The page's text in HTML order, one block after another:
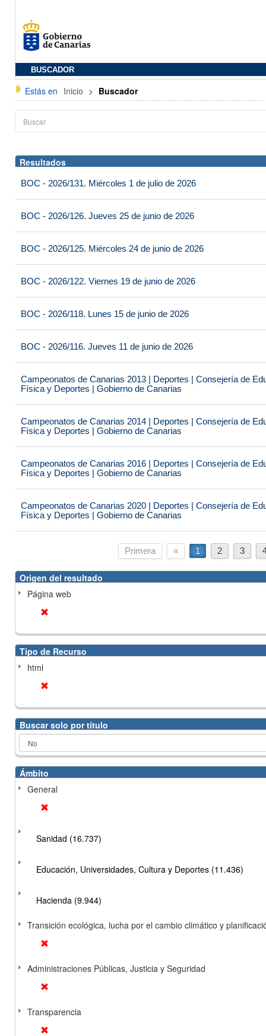
BUSCADOR
Estás en Inicio > Buscador
Resultados
BOC - 2026/131. Miércoles 1 de julio de 2026
BOC - 2026/126. Jueves 25 de junio de 2026
BOC - 2026/125. Miércoles 24 de junio de 2026
BOC - 2026/122. Viernes 19 de junio de 2026
BOC - 2026/118. Lunes 15 de junio de 2026
BOC - 2026/116. Jueves 11 de junio de 2026
Campeonatos de Canarias 2013 | Deportes | Consejería de
Física y Deportes | Gobierno de Canarias
Campeonatos de Canarias 2014 | Deportes | Consejería de
Física y Deportes | Gobierno de Canarias
Campeonatos de Canarias 2016 | Deportes | Consejería de
Física y Deportes | Gobierno de Canarias
Campeonatos de Canarias 2020 | Deportes | Consejería de
Física y Deportes | Gobierno de Canarias
Primera « 1 2 3
Origen del resultado
Página web
Tipo de Recurso
html
Buscar solo por título
Ámbito
General
Sanidad (16.737)
Educación, Universidades, Cultura y Deportes (11.436)
Hacienda (9.944)
Transición ecológica, lucha por el cambio climático y
Administraciones Públicas, Justicia y Seguridad
Transparencia